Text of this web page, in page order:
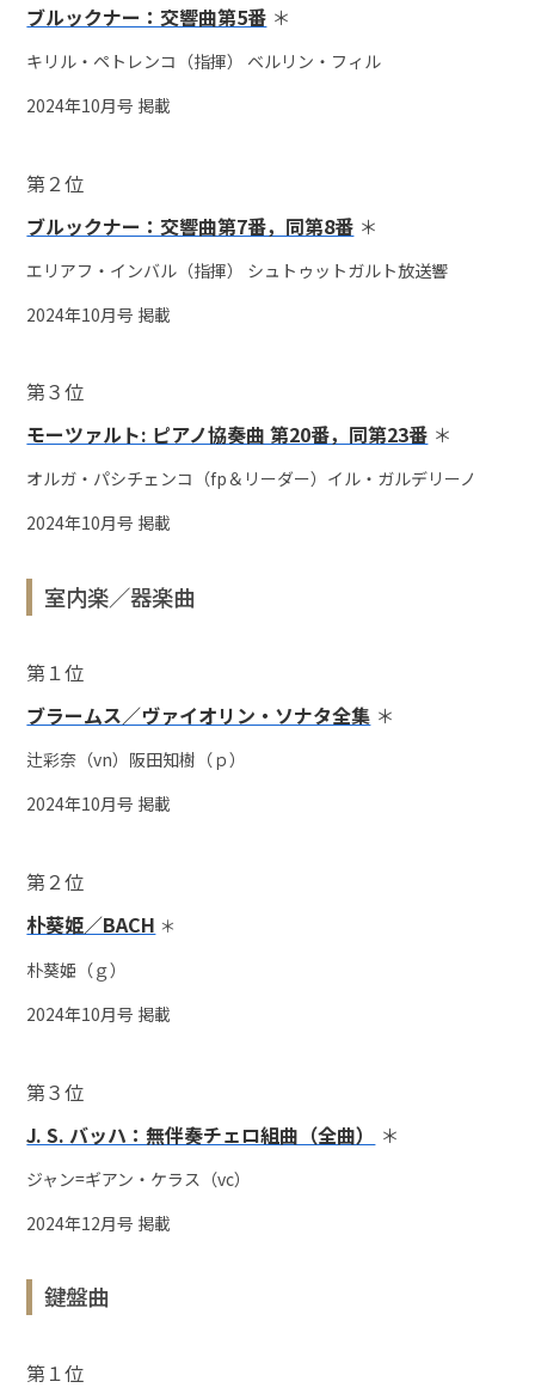
ブルックナー：交響曲第5番 ＊
キリル・ペトレンコ（指揮） ベルリン・フィル
2024年10月号 掲載
第２位
ブルックナー：交響曲第7番，同第8番 ＊
エリアフ・インバル（指揮） シュトゥットガルト放送響
2024年10月号 掲載
第３位
モーツァルト: ピアノ協奏曲 第20番，同第23番 ＊
オルガ・パシチェンコ（fp＆リーダー）イル・ガルデリーノ
2024年10月号 掲載
室内楽／器楽曲
第１位
ブラームス／ヴァイオリン・ソナタ全集 ＊
辻彩奈（vn）阪田知樹（ｐ）
2024年10月号 掲載
第２位
朴葵姫／BACH ＊
朴葵姫（ｇ）
2024年10月号 掲載
第３位
J. S. バッハ：無伴奏チェロ組曲（全曲）
＊
ジャン=ギアン・ケラス（vc）
2024年12月号 掲載
鍵盤曲
第１位